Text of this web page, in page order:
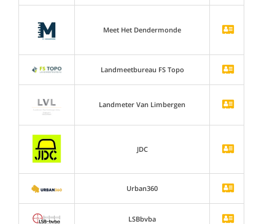
Meet Het Dendermonde
Landmeetbureau FS Topo
Landmeter Van Limbergen
JDC
Urban360
LSBbvba